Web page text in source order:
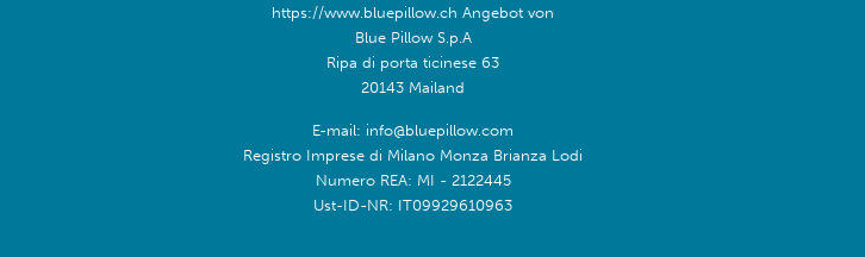
https://www.bluepillow.ch Angebot von
Blue Pillow S.p.A
Ripa di porta ticinese 63
20143 Mailand
E-mail: info@bluepillow.com
Registro Imprese di Milano Monza Brianza Lodi
Numero REA: MI - 2122445
Ust-ID-NR: IT09929610963